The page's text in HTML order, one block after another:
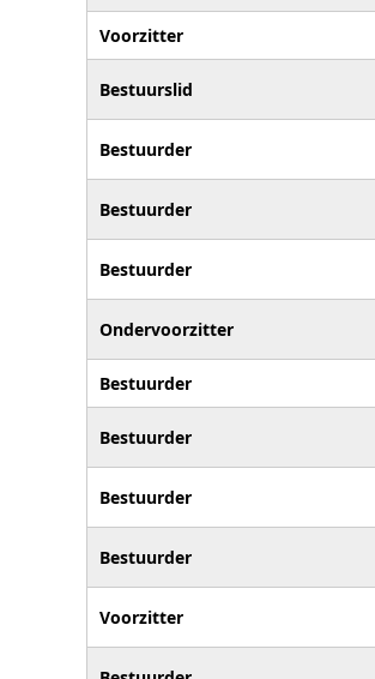
Voorzitter
Bestuurslid
Bestuurder
Bestuurder
Bestuurder
Ondervoorzitter
Bestuurder
Bestuurder
Bestuurder
Bestuurder
Voorzitter